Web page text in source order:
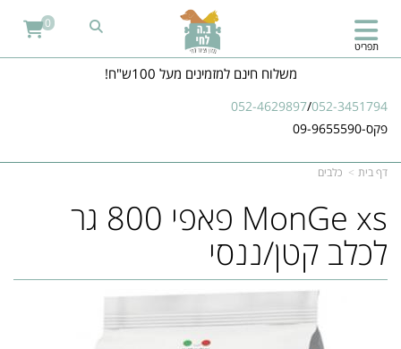
משלוח חינם למזמינים מעל 100ש"ח!
052-4629897/052-3451794
פקס-09-9655590
תפריט
0
דף בית כלבים
MonGe xs פאפי 800 גר
לכלב קטן/ננסי